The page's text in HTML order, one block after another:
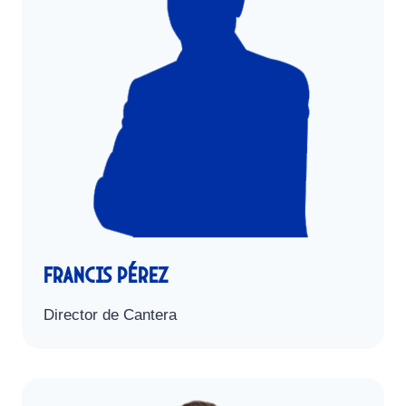
francis pérez
Director de Cantera